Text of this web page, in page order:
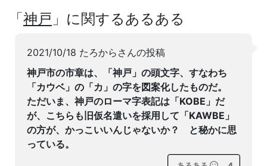
「神戸 」に関するあるある
2021/10/18 たろからさんの投稿
神戸市の市章は、「神戸」の頭文字、すなわち
「カウベ」の「カ」の字を図案化したものだ。
ただいま、神戸のローマ字表記は「KOBE」だ
が、こちらも旧仮名遣いを採用して「KAWBE」
の方が、かっこいいんじゃないか？ と秘かに思
っている。